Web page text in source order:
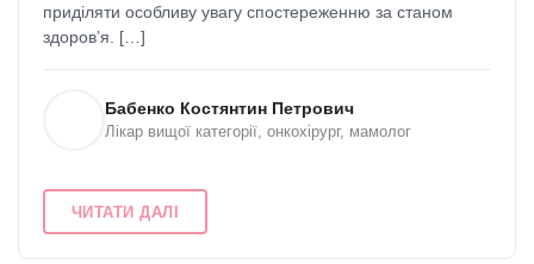
приділяти особливу увагу спостереженню за станом
здоров’я. […]
Бабенко Костянтин Петрович
Лікар вищої категорії, онкохірург, мамолог
ЧИТАТИ ДАЛІ